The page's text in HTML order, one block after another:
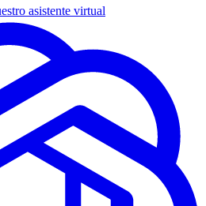
asistente virtual